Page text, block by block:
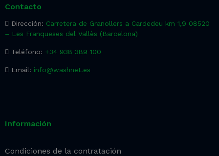
Contacto
Dirección: Carretera de Granollers a Cardedeu km 1,9 08520
– Les Franqueses del Vallès (Barcelona)
Teléfono: +34 938 389 100
Email: info@washnet.es
Información
Condiciones de la contratación